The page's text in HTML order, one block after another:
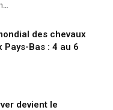
des chevaux
Pays-Bas : 4 au 6
devient le